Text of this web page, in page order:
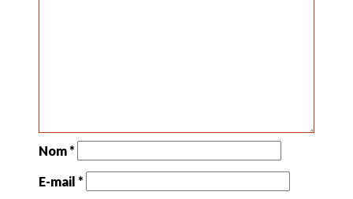
Nom*
E-mail*